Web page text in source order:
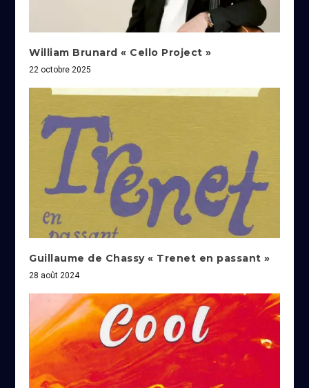
William Brunard « Cello Project »
22 octobre 2025
Guillaume de Chassy « Trenet en passant »
28 août 2024